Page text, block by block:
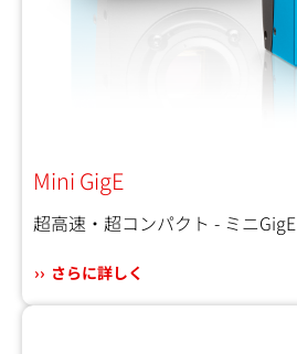
Mini GigE
超高速・超コンパクト - ミニGigE
さらに詳しく